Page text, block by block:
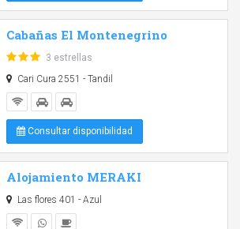
Cabañas El Montenegrino
3 estrellas
Cari Cura 2551 - Tandil
Consultar disponibilidad
Alojamiento MERAKI
Las flores 401 - Azul